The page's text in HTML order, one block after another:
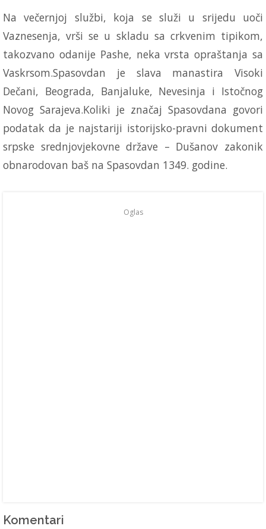
Na večernjoj službi, koja se služi u srijedu uoči
Vaznesenja, vrši se u skladu sa crkvenim tipikom,
takozvano odanije Pashe, neka vrsta opraštanja sa
Vaskrsom.Spasovdan je slava manastira Visoki
Dečani, Beograda, Banjaluke, Nevesinja i Istočnog
Novog Sarajeva.Koliki je značaj Spasovdana govori
podatak da je najstariji istorijsko-pravni dokument
srpske srednjovjekovne države – Dušanov zakonik
obnarodovan baš na Spasovdan 1349. godine.
Oglas
Komentari